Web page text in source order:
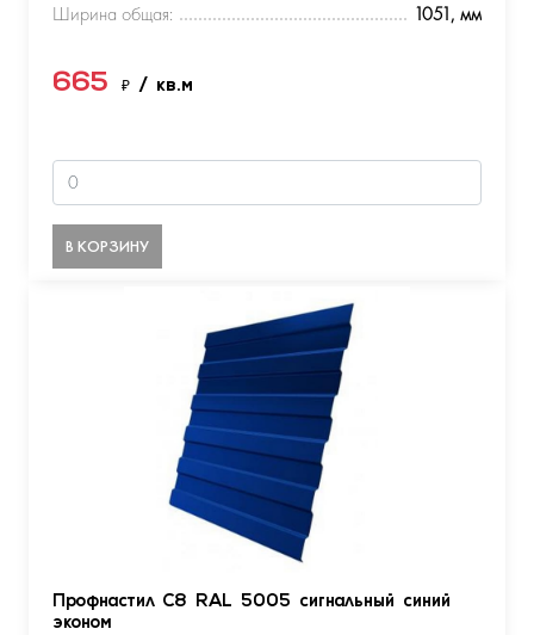
Ширина общая:
1051, мм
665 ₽ / кв.м
В КОРЗИНУ
Профнастил С8 RAL 5005 сигнальный синий
эконом